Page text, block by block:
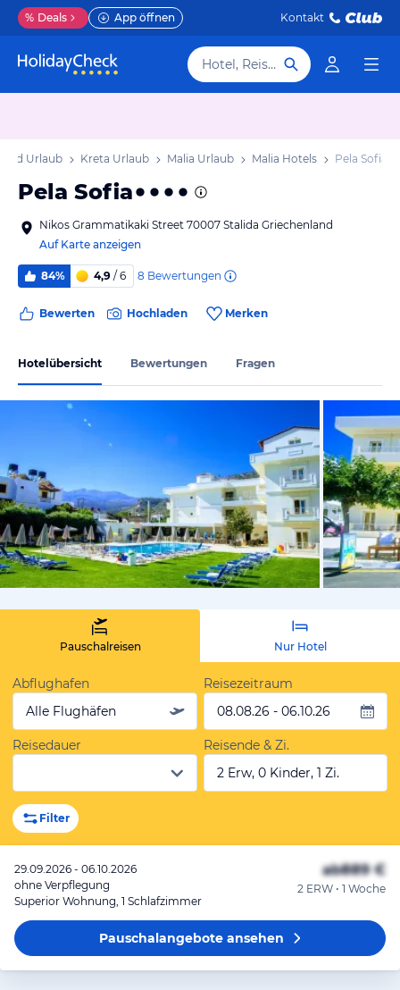
% Deals App öffnen Kontakt
Hotel, Reiseziel
Urlaub Kreta Urlaub Malia Urlaub Malia Hotels Pela Sofia
Pela Sofia
Nikos Grammatikaki Street 70007 Stalida Griechenland
Auf Karte anzeigen
84% 4,9 / 6 8 Bewertungen
Bewerten Hochladen Merken
Hotelübersicht Bewertungen Fragen
von
Pauschalreisen Nur Hotel
Abflughafen
Alle Flughäfen
Reisezeitraum
08.08.26 - 06.10.26
Reisedauer
Reisende & Zi.
2 Erw, 0 Kinder, 1 Zi.
Filter
29.09.2026 - 06.10.2026
ohne Verpflegung
Superior Wohnung, 1 Schlafzimmer
ab889 €
2 ERW • 1 Woche
Pauschalangeboteansehen